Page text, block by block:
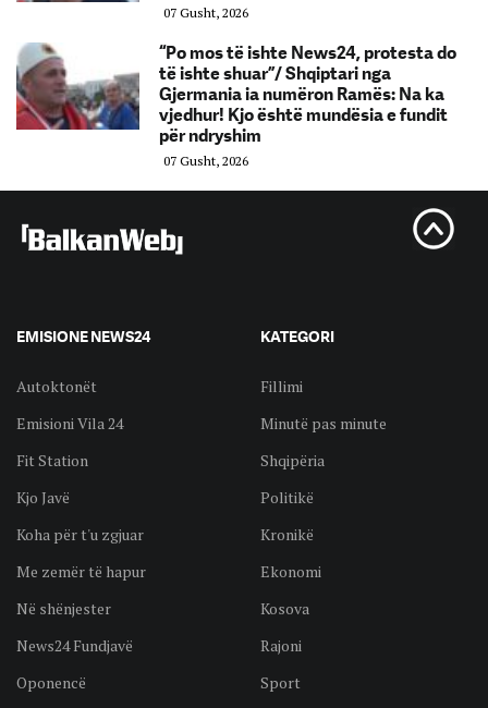
07 Gusht, 2026
“Po mos të ishte News24, protesta do
të ishte shuar”/ Shqiptari nga
Gjermania ia numëron Ramës: Na ka
vjedhur! Kjo është mundësia e fundit
për ndryshim
07 Gusht, 2026
EMISIONE NEWS24
Autoktonët
Emisioni Vila 24
Fit Station
Kjo Javë
Koha për t'u zgjuar
Me zemër të hapur
Në shënjester
News24 Fundjavë
Oponencë
KATEGORI
Fillimi
Minutë pas minute
Shqipëria
Politikë
Kronikë
Ekonomi
Kosova
Rajoni
Sport